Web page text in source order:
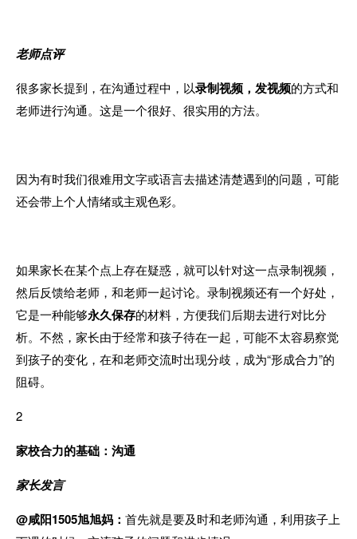
老师点评
很多家长提到，在沟通过程中，以录制视频，发视频的方式和
老师进行沟通。这是一个很好、很实用的方法。
因为有时我们很难用文字或语言去描述清楚遇到的问题，可能
还会带上个人情绪或主观色彩。
如果家长在某个点上存在疑惑，就可以针对这一点录制视频，
然后反馈给老师，和老师一起讨论。录制视频还有一个好处，
它是一种能够永久保存的材料，方便我们后期去进行对比分
析。不然， 家长由于经常和孩子待在一起，可能不太容易察觉
到孩子的变化，在和老师交流时出现分歧，成为“形成合力”的
阻碍。
2
家校合力的基础：沟通
家长发言
@咸阳1505旭旭妈： 首先就是要及时和老师沟通，利用孩子上